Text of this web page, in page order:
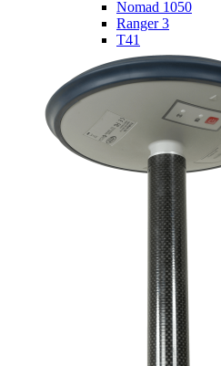
Nomad 1050
Ranger 3
T41